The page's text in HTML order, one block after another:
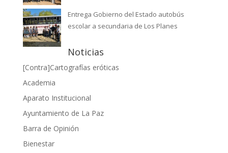
Entrega Gobierno del Estado autobús
escolar a secundaria de Los Planes
Noticias
[Contra]Cartografías eróticas
Academia
Aparato Institucional
Ayuntamiento de La Paz
Barra de Opinión
Bienestar